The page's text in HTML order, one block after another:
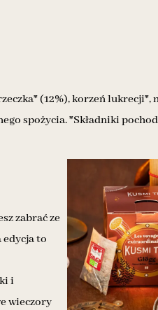
(12%), korzeń
spożycia. *Składniki
zabrać ze
edycja to
i
wieczory